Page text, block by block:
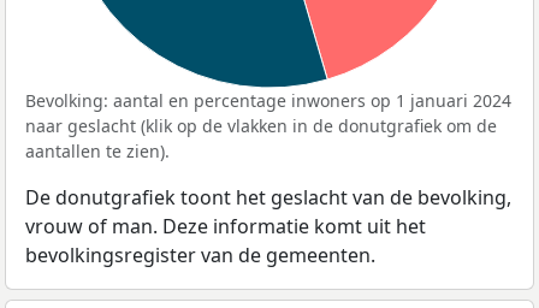
Bevolking: aantal en percentage inwoners op 1 januari 2024
naar geslacht (klik op de vlakken in de donutgrafiek om de
aantallen te zien).
De donutgrafiek toont het geslacht van de bevolking,
vrouw of man. Deze informatie komt uit het
bevolkingsregister van de gemeenten.